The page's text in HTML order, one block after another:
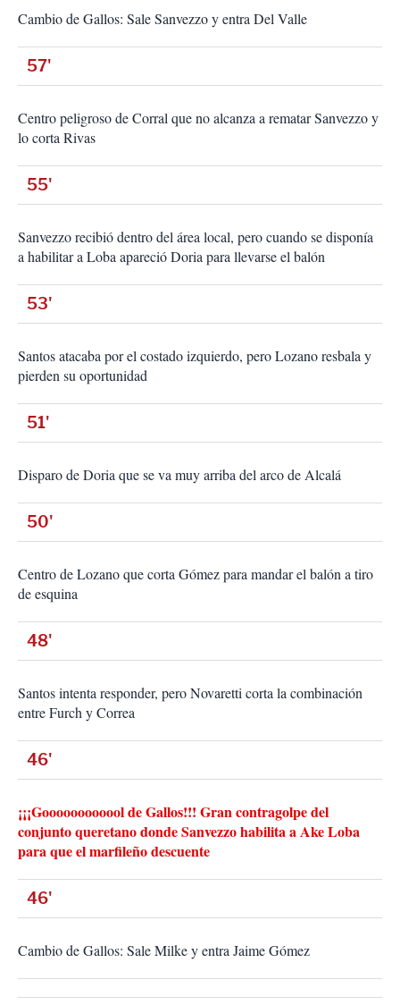
Cambio de Gallos: Sale Sanvezzo y entra Del Valle
57'
Centro peligroso de Corral que no alcanza a rematar Sanvezzo y
lo corta Rivas
55'
Sanvezzo recibió dentro del área local, pero cuando se disponía
a habilitar a Loba apareció Doria para llevarse el balón
53'
Santos atacaba por el costado izquierdo, pero Lozano resbala y
pierden su oportunidad
51'
Disparo de Doria que se va muy arriba del arco de Alcalá
50'
Centro de Lozano que corta Gómez para mandar el balón a tiro
de esquina
48'
Santos intenta responder, pero Novaretti corta la combinación
entre Furch y Correa
46'
¡¡¡Goooooooooool de Gallos!!! Gran contragolpe del
conjunto queretano donde Sanvezzo habilita a Ake Loba
para que el marfileño descuente
46'
Cambio de Gallos: Sale Milke y entra Jaime Gómez